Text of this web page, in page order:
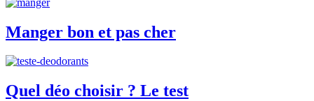
Manger bon et pas cher
Quel déo choisir ? Le test